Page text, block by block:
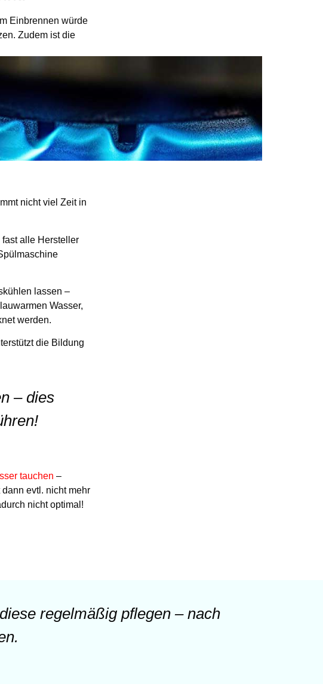
Einbrennen würde
Zudem ist die
nicht viel Zeit in
alle Hersteller
lassen –
Wasser,
werden.
die Bildung
– dies
tauchen –
evtl. nicht mehr
nicht optimal!
regelmäßig pflegen – nach